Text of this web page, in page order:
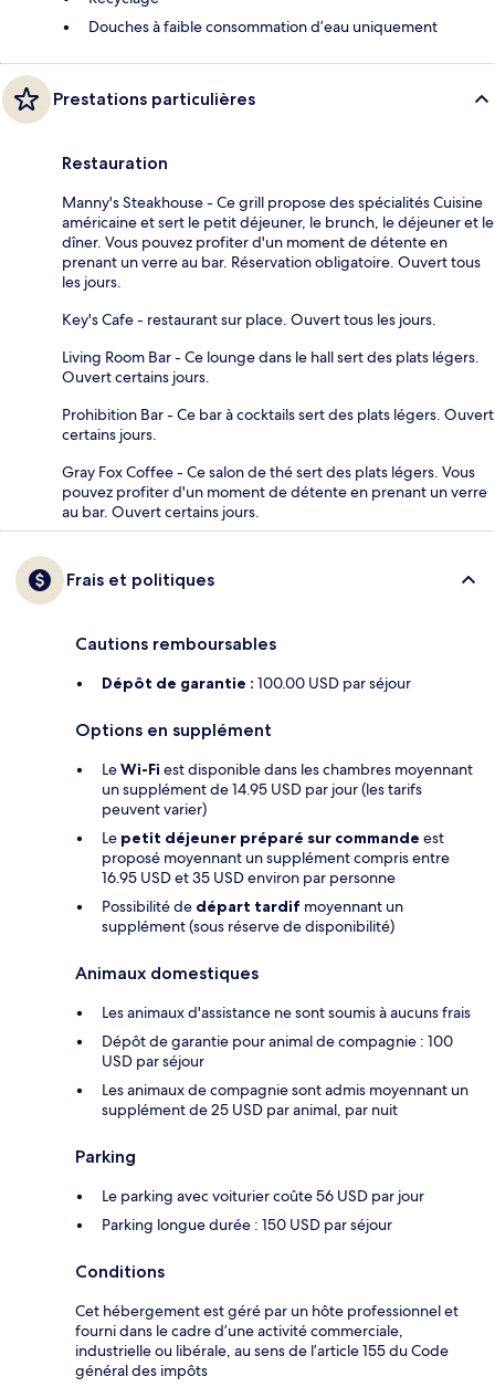
Douches à faible consommation d’eau uniquement
Prestations particulières
Restauration
Manny's Steakhouse - Ce grill propose des spécialités Cuisine
américaine et sert le petit déjeuner, le brunch, le déjeuner et le
dîner. Vous pouvez profiter d'un moment de détente en
prenant un verre au bar. Réservation obligatoire. Ouvert tous
les jours.
Key's Cafe - restaurant sur place. Ouvert tous les jours.
Living Room Bar - Ce lounge dans le hall sert des plats légers.
Ouvert certains jours.
Prohibition Bar - Ce bar à cocktails sert des plats légers. Ouvert
certains jours.
Gray Fox Coffee - Ce salon de thé sert des plats légers. Vous
pouvez profiter d'un moment de détente en prenant un verre
au bar. Ouvert certains jours.
Frais et politiques
Cautions remboursables
Dépôt de garantie : 100.00 USD par séjour
Options en supplément
LeWi-Fi est disponible dans les chambres moyennant
un supplément de 14.95 USD par jour (les tarifs
peuvent varier)
Le petit déjeuner préparé sur commande est
proposé moyennant un supplément compris entre
16.95 USD et 35 USD environ par personne
Possibilité de départ tardif moyennant un
supplément (sous réserve de disponibilité)
Animaux domestiques
Les animaux d'assistance ne sont soumis à aucuns frais
Dépôt de garantie pour animal de compagnie : 100
USD par séjour
Les animaux de compagnie sont admis moyennant un
supplément de 25 USD par animal, par nuit
Parking
Le parking avec voiturier coûte 56 USD par jour
Parking longue durée : 150 USD par séjour
Conditions
Cet hébergement est géré par un hôte professionnel et
fourni dans le cadre d’une activité commerciale,
industrielle ou libérale, au sens de l’article 155 du Code
général des impôts